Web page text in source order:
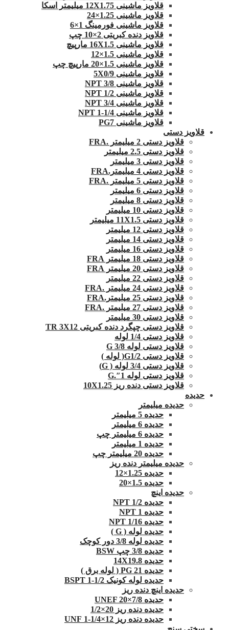
قلاویز ماشینی 12X1.75 میلیمتر اسکا
قلاویز ماشینی 1.25×24
قلاویز ماشینی فورمینگ 1×6
قلاویز دنده کبریتی 2×10 چپ
قلاویز ماشینی 16X1.5 مارپیچ
قلاویز ماشینی 1.5×12
قلاویز ماشینی 1.5×20 مارپیچ چپ
قلاویز ماشینی 5X0/9
قلاویز ماشینی 3/8 NPT
قلاویز ماشینی 1/2 NPT
قلاویز ماشینی 3/4 NPT
قلاویز ماشینی 1/4-1 NPT
قلاویز ماشینی PG7
قلاویز دستی
قلاویز دستی 2 میلیمتر .FRA
قلاویز دستی 2.5 میلیمتر
قلاویز دستی 3 میلیمتر
قلاویز دستی 4 میلیمتر.FRA
قلاویز دستی 5 میلیمتر .FRA
قلاویز دستی 6 میلیمتر
قلاویز دستی 8 میلیمتر
قلاویز دستی 10 میلیمتر
قلاویز دستی 11X1.5 میلیمتر
قلاویز دستی 12 میلیمتر
قلاویز دستی 14 میلیمتر
قلاویز دستی 16 میلیمتر
قلاویز دستی 18 میلیمتر FRA
قلاویز دستی 20 میلیمتر FRA
قلاویز دستی 22 میلیمتر
قلاویز دستی 24 میلیمتر .FRA
قلاویز دستی 25 میلیمتر.FRA
قلاویز دستی 27 میلیمتر .FRA
قلاویز دستی 30 میلیمتر
قلاویز دستی چپگرد دنده کبریتی TR 3X12
قلاویز دستی 1/4 لوله
قلاویز دستی لوله G 3/8
قلاویز دستی G1/2( لوله )
قلاویز دستی 3/4 لوله ( G)
قلاویز دستی لوله 1″.G
قلاویز دستی دنده ریز 10X1.25
حدیده
حدیده میلیمتر
حدیده 5 میلیمتر
حدیده 6 میلیمتر
حدیده 6 میلیمتر چپ
حدیده 1 میلیمتر
حدیده 20 میلیمتر چپ
حدیده میلیمتر دنده ریز
حدیده 1.25×12
حدیده 1.5×20
حدیده اینچ
حدیده 1/2 NPT
حدیده NPT 1
حدیده 1/16 NPT
حدیده لوله ( G )
حدیده لوله 3/8 دور کوچک
حدیده 3/8 چپ BSW
حدیده 14X19.8
حدیده 21 PG ( لوله برق )
حدیده لوله کونیک 1/2-1 BSPT
حدیده اینچ دنده ریز
حدیده UNEF 20×7/8
حدیده دنده ریز 20×1/2
حدیده دنده ریز 12×1/4-1 UNF